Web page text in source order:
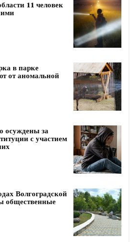
11 человек
в парке
от аномальной
осуждены за
с участием
Волгоградской
общественные